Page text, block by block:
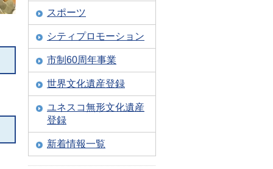
スポーツ
シティプロモーション
市制60周年事業
世界文化遺産登録
ユネスコ無形文化遺産
登録
新着情報一覧